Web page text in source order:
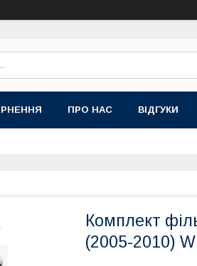
ПРО НАС ВІДГУКИ
Комплект
(2005-2010)